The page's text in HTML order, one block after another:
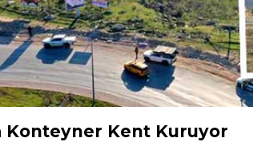
Konteyner Kent Kuruyor